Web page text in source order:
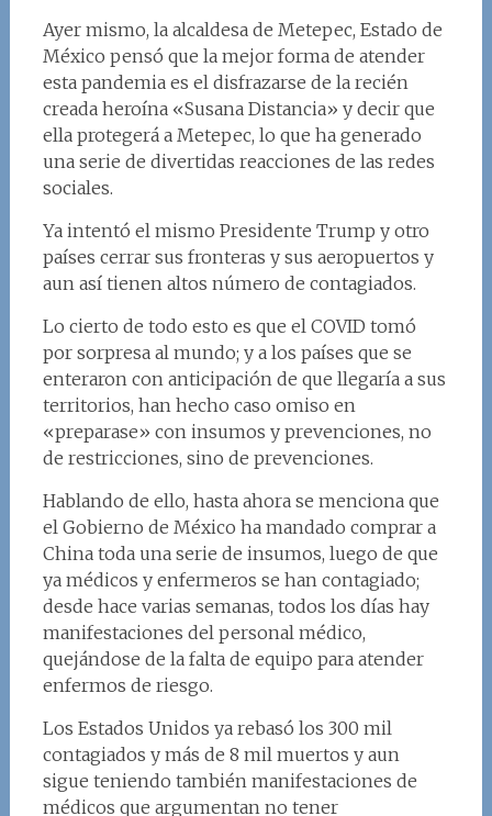
Ayer mismo, la alcaldesa de Metepec, Estado de
México pensó que la mejor forma de atender
esta pandemia es el disfrazarse de la recién
creada heroína «Susana Distancia» y decir que
ella protegerá a Metepec, lo que ha generado
una serie de divertidas reacciones de las redes
sociales.
Ya intentó el mismo Presidente Trump y otro
países cerrar sus fronteras y sus aeropuertos y
aun así tienen altos número de contagiados.
Lo cierto de todo esto es que el COVID tomó
por sorpresa al mundo; y a los países que se
enteraron con anticipación de que llegaría a sus
territorios, han hecho caso omiso en
«preparase» con insumos y prevenciones, no
de restricciones, sino de prevenciones.
Hablando de ello, hasta ahora se menciona que
el Gobierno de México ha mandado comprar a
China toda una serie de insumos, luego de que
ya médicos y enfermeros se han contagiado;
desde hace varias semanas, todos los días hay
manifestaciones del personal médico,
quejándose de la falta de equipo para atender
enfermos de riesgo.
Los Estados Unidos ya rebasó los 300 mil
contagiados y más de 8 mil muertos y aun
sigue teniendo también manifestaciones de
médicos que argumentan no tener